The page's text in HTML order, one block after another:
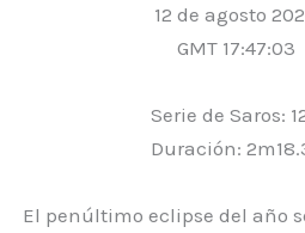
12 de agosto
GMT 17:47:03
Serie de Saros:
Duración:
El penúltimo eclipse del año